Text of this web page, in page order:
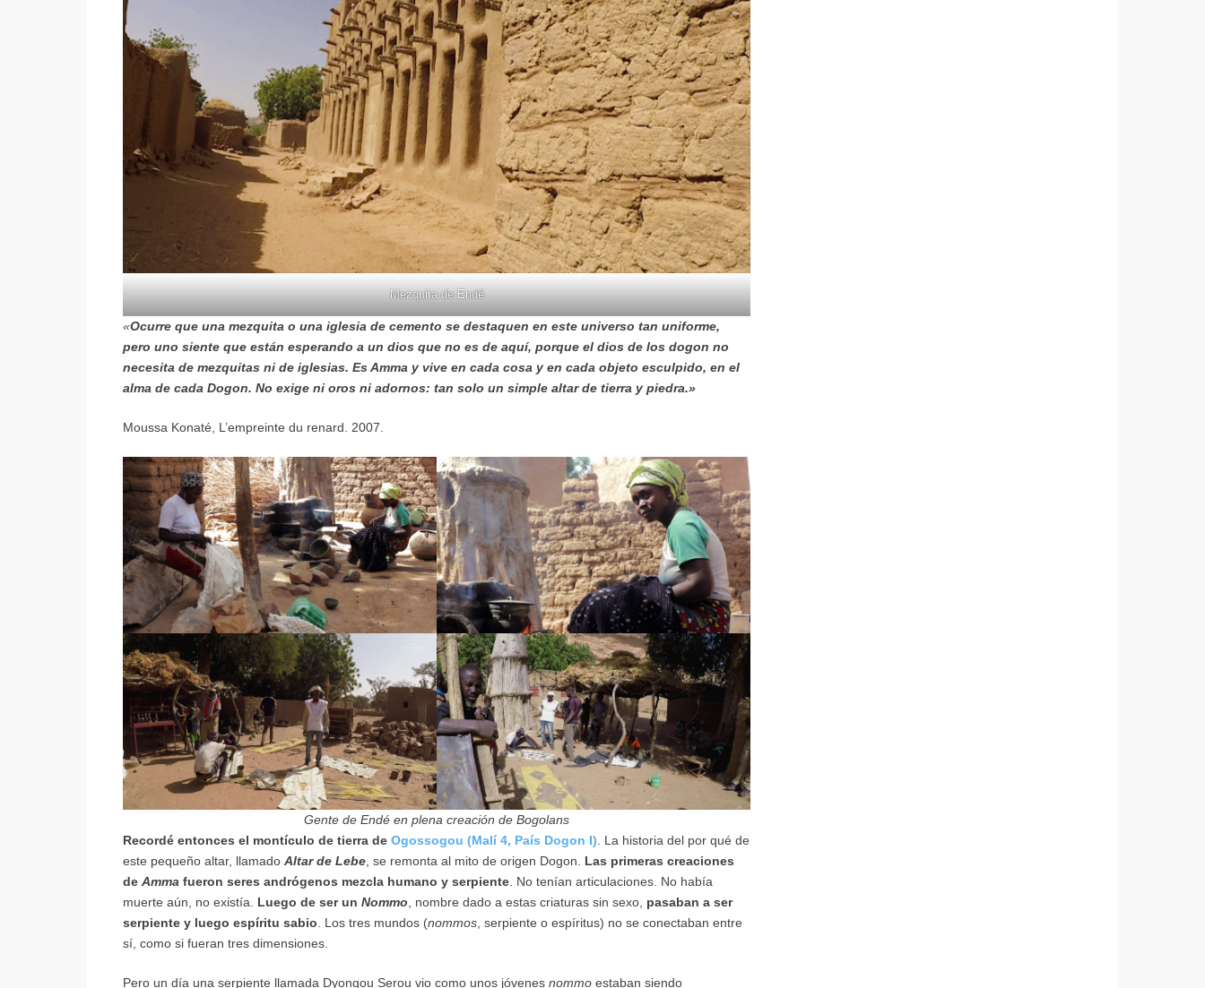
Mezquita de Endé
«Ocurre que una mezquita o una iglesia de cemento se destaquen en este universo tan uniforme,
pero uno siente que están esperando a un dios que no es de aquí, porque el dios de los dogon no
necesita de mezquitas ni de iglesias. Es Amma y vive en cada cosa y en cada objeto esculpido, en el
alma de cada Dogon. No exige ni oros ni adornos: tan solo un simple altar de tierra y piedra.»
Moussa Konaté, L’empreinte du renard. 2007.
Gente de Endé en plena creación de Bogolans
Recordé entonces el montículo de tierra de Ogossogou (Malí 4, País Dogon I) . La historia del por qué de
este pequeño altar, llamado Altar de Lebe , se remonta al mito de origen Dogon. Las primeras creaciones
de Amma fueron seres andrógenos mezcla humano y serpiente . No tenían articulaciones. No había
muerte aún, no existía. Luego de ser un Nommo , nombre dado a estas criaturas sin sexo, pasaban a ser
serpiente y luego espíritu sabio . Los tres mundos (nommos , serpiente o espíritus) no se conectaban entre
sí, como si fueran tres dimensiones.
Pero un día una serpiente llamada Dyongou Serou vio como unos jóvenes nommo estaban siendo